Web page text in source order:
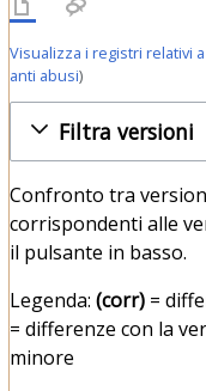
Visualizza i registri relativi
anti abusi)
Filtra versioni
Confronto tra
corrispondenti alle
il pulsante in basso.
Legenda: (corr)=
= differenze con la
minore